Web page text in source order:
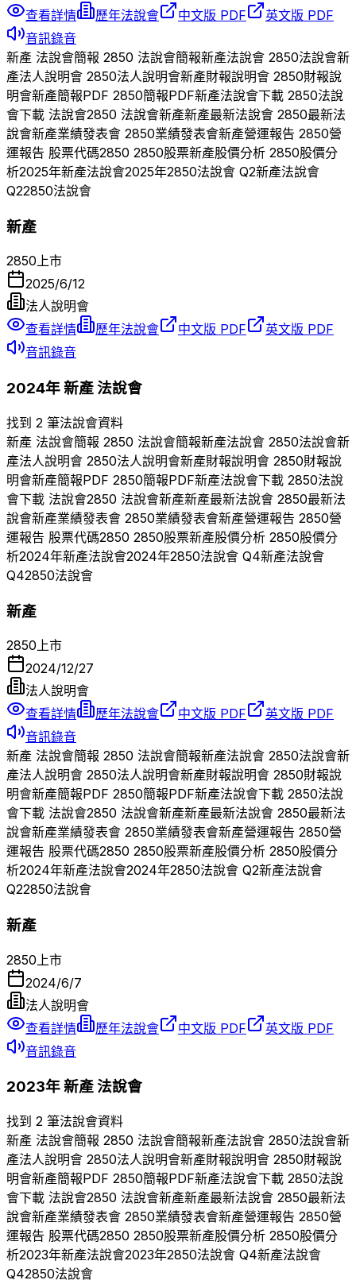
查看詳情 歷年法說會 中文版 PDF
英文版 PDF
音訊錄音
新產 法說會簡報 2850 法說會簡報新產法說會 2850法說會新
產法人說明會 2850法人說明會新產財報說明會 2850財報說
明會新產簡報PDF 2850簡報PDF新產法說會下載 2850法說
會下載 法說會2850 法說會新產新產最新法說會 2850最新法
說會新產業績發表會 2850業績發表會新產營運報告 2850營
運報告 股票代碼2850 2850股票新產股價分析 2850股價分
析2025年新產法說會2025年2850法說會 Q2新產法說會
Q22850法說會
新產
2850上市
2025/6/12
法人說明會
查看詳情
歷年法說會 中文版 PDF
英文版 PDF
音訊錄音
2024年新產法說會
找到 2 筆法說會資料
新產 法說會簡報 2850 法說會簡報新產法說會 2850法說會新
產法人說明會 2850法人說明會新產財報說明會 2850財報說
明會新產簡報PDF 2850簡報PDF新產法說會下載 2850法說
會下載 法說會2850 法說會新產新產最新法說會 2850最新法
說會新產業績發表會 2850業績發表會新產營運報告 2850營
運報告 股票代碼2850 2850股票新產股價分析 2850股價分
析2024年新產法說會2024年2850法說會 Q4新產法說會
Q42850法說會
新產
2850上市
2024/12/27
法人說明會
查看詳情
歷年法說會 中文版 PDF
英文版 PDF
音訊錄音
新產 法說會簡報 2850 法說會簡報新產法說會 2850法說會新
產法人說明會 2850法人說明會新產財報說明會 2850財報說
明會新產簡報PDF 2850簡報PDF新產法說會下載 2850法說
會下載 法說會2850 法說會新產新產最新法說會 2850最新法
說會新產業績發表會 2850業績發表會新產營運報告 2850營
運報告 股票代碼2850 2850股票新產股價分析 2850股價分
析2024年新產法說會2024年2850法說會 Q2新產法說會
Q22850法說會
新產
2850 上市
2024/6/7
法人說明會
查看詳情
歷年法說會 中文版 PDF
英文版 PDF
音訊錄音
2023年新產法說會
找到 2 筆法說會資料
新產 法說會簡報 2850 法說會簡報新產法說會 2850法說會新
產法人說明會 2850法人說明會新產財報說明會 2850財報說
明會新產簡報PDF 2850簡報PDF新產法說會下載 2850法說
會下載 法說會2850 法說會新產新產最新法說會 2850最新法
說會新產業績發表會 2850業績發表會新產營運報告 2850營
運報告 股票代碼2850 2850股票新產股價分析 2850股價分
析2023年新產法說會2023年2850法說會 Q4新產法說會
Q42850法說會